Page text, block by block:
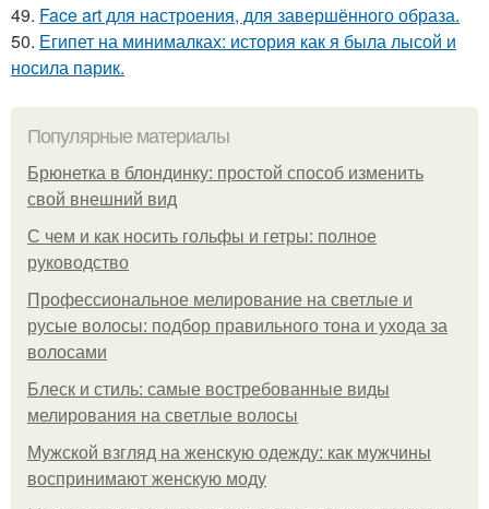
49. Face art для настроения, для завершённого образа.
50. Египет на минималках: история как я была лысой и
носила парик.
Популярные материалы
Брюнетка в блондинку: простой способ изменить
свой внешний вид
С чем и как носить гольфы и гетры: полное
руководство
Профессиональное мелирование на светлые и
русые волосы: подбор правильного тона и ухода за
волосами
Блеск и стиль: самые востребованные виды
мелирования на светлые волосы
Мужской взгляд на женскую одежду: как мужчины
воспринимают женскую моду